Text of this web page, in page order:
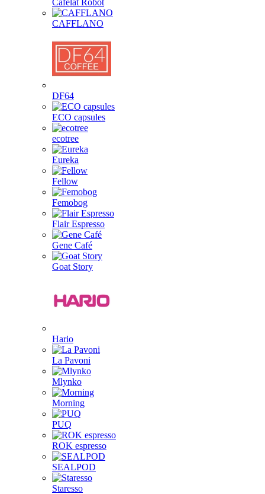
Cafelat Robot
CAFFLANO
DF64
ECO capsules
ecotree
Eureka
Fellow
Femobog
Flair Espresso
Gene Café
Goat Story
Hario
La Pavoni
Mlynko
Morning
PUQ
ROK espresso
SEALPOD
Staresso